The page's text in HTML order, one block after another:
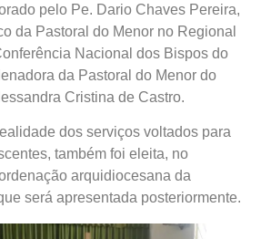
pelo Pe. Dario Chaves Pereira,
da Pastoral do Menor no Regional
Nacional dos Bispos do
da Pastoral do Menor do
Cristina de Castro.
dos serviços voltados para
também foi eleita, no
arquidiocesana da
será apresentada posteriormente.